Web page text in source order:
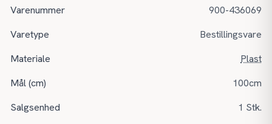
Varenummer
900-436069
Varetype
Bestillingsvare
Materiale
Plast
Mål (cm)
100cm
Salgsenhed
1 Stk.